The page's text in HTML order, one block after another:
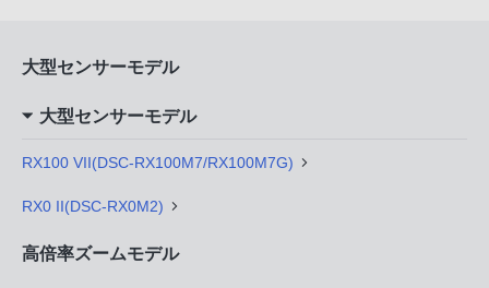
大型センサーモデル
大型センサーモデル
RX100 VII(DSC-RX100M7/RX100M7G)
RX0 II(DSC-RX0M2)
高倍率ズームモデル